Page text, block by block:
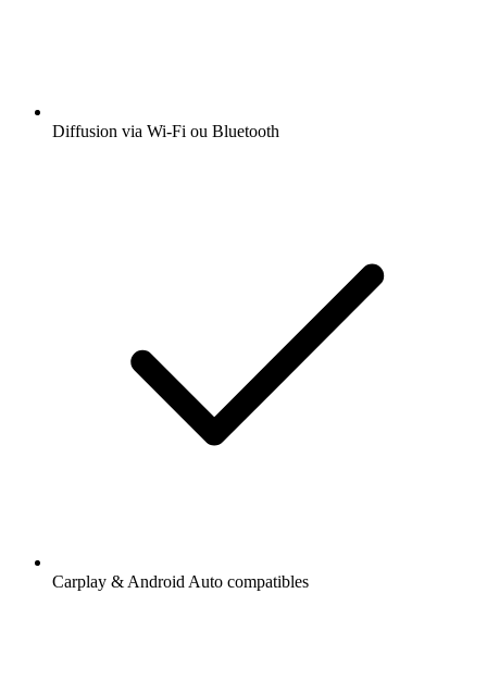
Diffusion via Wi-Fi ou Bluetooth
Carplay & Android Auto compatibles